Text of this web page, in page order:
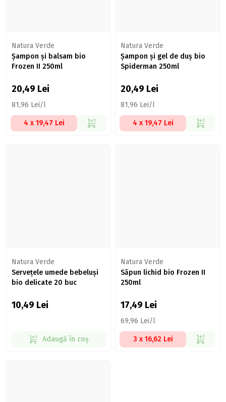
Natura Verde
Șampon și balsam bio
Frozen II 250ml
20,49 Lei
81,96 Lei/l
4 x 19,47 Lei
Natura Verde
Șampon și gel de duș bio
Spiderman 250ml
20,49 Lei
81,96 Lei/l
4 x 19,47 Lei
Natura Verde
Servețele umede bebeluși
bio delicate 20 buc
10,49 Lei
Adaugă în coș
Natura Verde
Săpun lichid bio Frozen II
250ml
17,49 Lei
69,96 Lei/l
3 x 16,62 Lei